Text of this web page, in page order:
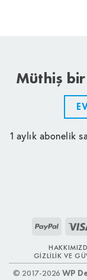
Müthiş
1 aylık abonelik
PayPal
GIZLILIK VE
© 2017-2026 WP